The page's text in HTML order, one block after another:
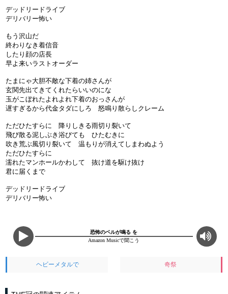
デッドリードライブ
デリバリー怖い
もう沢山だ
終わりなき着信音
したり顔の店長
早よ来いラストオーダー
たまにゃ大胆不敵な下着の姉さんが
玄関先出てきてくれたらいいのにな
玉がこぼれたよれよれ下着のおっさんが
遅すぎるから代金タダにしろ 怒鳴り散らしクレーム
ただひたすらに 降りしきる雨切り裂いて
飛び散る泥しぶき浴びても ひたむきに
吹き荒ぶ風切り裂いて 温もりが消えてしまわぬよう
ただひたすらに
濡れたマンホールかわして 抜け道を駆け抜け
君に届くまで
デッドリードライブ
デリバリー怖い
恐怖のベルが鳴る を
Amazon Musicで聞こう
ヘビーメタルで 奇祭